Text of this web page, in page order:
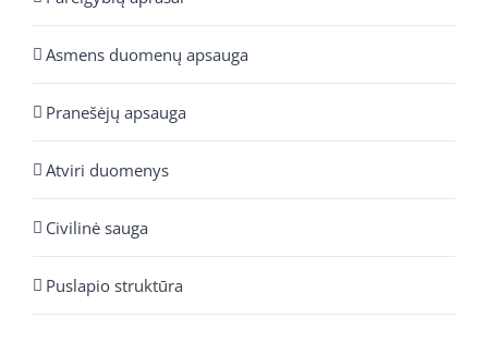
Asmens duomenų apsauga
Pranešėjų apsauga
Atviri duomenys
Civilinė sauga
Puslapio struktūra